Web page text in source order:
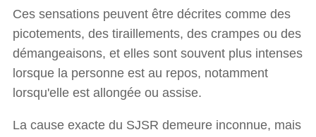
Ces sensations peuvent être décrites comme des
picotements, des tiraillements, des crampes ou des
démangeaisons, et elles sont souvent plus intenses
lorsque la personne est au repos, notamment
lorsqu'elle est allongée ou assise.
La cause exacte du SJSR demeure inconnue, mais